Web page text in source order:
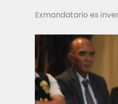
Exmandatario es